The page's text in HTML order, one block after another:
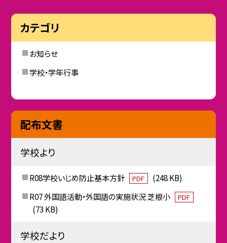
カテゴリ
お知らせ
学校・学年行事
配布文書
学校より
R08学校いじめ防止基本方針 PDF
(248 KB)
R07 外国語活動・外国語の実施状況 芝根小
PDF
(73 KB)
学校だより